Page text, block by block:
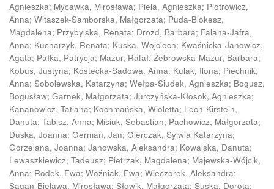
Agnieszka; Mycawka, Mirosława; Piela, Agnieszka; Piotrowicz,
Anna; Witaszek-Samborska, Małgorzata; Puda-Blokesz,
Magdalena; Przybylska, Renata; Drozd, Barbara; Falana-Jafra,
Anna; Kucharzyk, Renata; Kuska, Wojciech; Kwaśnicka-Janowicz,
Agata; Pałka, Patrycja; Mazur, Rafał; Żebrowska-Mazur, Barbara;
Kobus, Justyna; Kostecka-Sadowa, Anna; Kulak, Ilona; Piechnik,
Anna; Sobolewska, Katarzyna; Wełpa-Siudek, Agnieszka; Bogusz,
Bogusław; Garnek, Małgorzata; Jurczyńska-Kłosok, Agnieszka;
Kananowicz, Tatiana; Kochmańska, Wioletta; Lech-Kirstein,
Danuta; Tabisz, Anna; Misiuk, Sebastian; Pachowicz, Małgorzata;
Duska, Joanna; German, Jan; Gierczak, Sylwia Katarzyna;
Gorzelana, Joanna; Janowska, Aleksandra; Kowalska, Danuta;
Lewaszkiewicz, Tadeusz; Pietrzak, Magdalena; Majewska-Wójcik,
Anna; Rodek, Ewa; Woźniak, Ewa; Wieczorek, Aleksandra;
Sagan-Bielawa, Mirosława; Słowik, Małgorzata; Suska, Dorota;